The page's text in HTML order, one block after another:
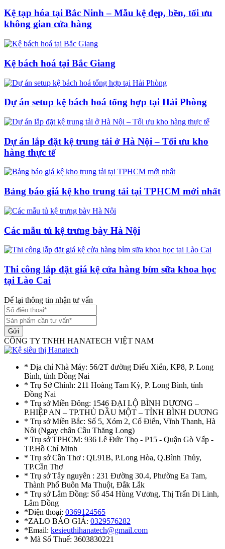
Kệ tạp hóa tại Bắc Ninh – Mẫu kệ đẹp, bền, tối ưu
không gian cửa hàng
Kệ bách hoá tại Bắc Giang
Dự án setup kệ bách hoá tổng hợp tại Hải Phòng
Dự án lắp đặt kệ trung tải ở Hà Nội – Tối ưu kho
hàng thực tế
Bảng báo giá kệ kho trung tải tại TPHCM mới nhất
Các mẫu tủ kệ trưng bày Hà Nội
Thi công lắp đặt giá kệ cửa hàng bỉm sữa khoa học
tại Lào Cai
Để lại thông tin nhận tư vấn
Gửi
CÔNG TY TNHH HANATECH VIỆT NAM
* Địa chỉ Nhà Máy: 56/2T đường Điểu Xiển, KP8, P. Long
Bình, tỉnh Đồng Nai
* Trụ Sở Chính: 211 Hoàng Tam Kỳ, P. Long Bình, tỉnh
Đồng Nai
* Trụ sở Miền Đông: 1546 ĐẠI LỘ BÌNH DƯƠNG –
P.HIỆP AN – TP.THỦ DẦU MỘT – TỈNH BÌNH DƯƠNG
* Trụ sở Miền Bắc: Số 5, Xóm 2, Cổ Điển, Vĩnh Thanh, Hà
Nôi (Ngay chân Cầu Thăng Long)
* Trụ sở TPHCM: 936 Lê Đức Thọ - P15 - Quận Gò Vấp -
TP.Hồ Chí Minh
* Trụ sở Cần Thơ : QL91B, P.Long Hòa, Q.Bình Thủy,
TP.Cần Thơ
* Trụ sở Tây nguyên : 231 Đường 30.4, Phường Ea Tam,
Thành Phố Buôn Ma Thuột, Đắk Lắk
* Trụ sở Lâm Đồng: Số 454 Hùng Vương, Thị Trấn Di Linh,
Lâm Đồng
*Điện thoại: 0369124565
*ZALO BÁO GIÁ: 0329576282
*Email: kesieuthihanatech@gmail.com
* Mã Số Thuế: 3603830221